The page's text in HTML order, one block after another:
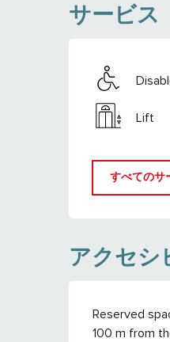
サービス
Lift
すべてのサ
アクセシ
Reserved
100 m from